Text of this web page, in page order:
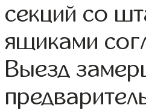
секций со
ящиками
Выезд